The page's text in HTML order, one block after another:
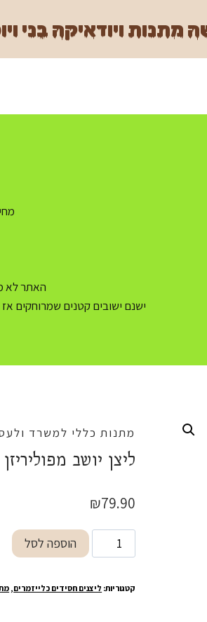
ויודאיקה בני
מחיר
האתר לא
ישנם ישובים קטנים שמרוחקים
מתנות כללי למשרד
ליצן יושב
₪79.90
כמות
של
יושב
הוספה לסל
קטגוריות: ליצנים חסידים כלייזמרים,